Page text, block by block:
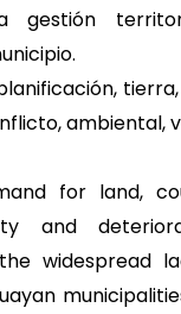
gestión
ambiental,
for land,
and
widespread